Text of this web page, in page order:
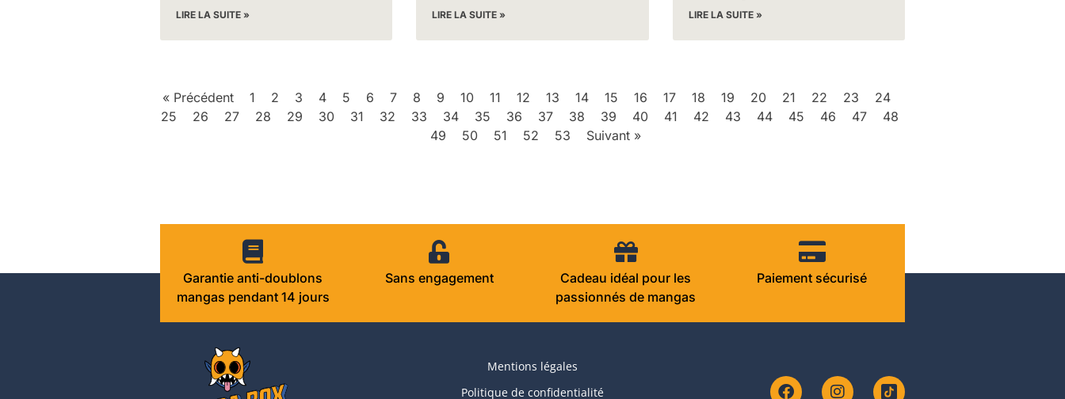
LIRE LA SUITE » LIRE LA SUITE » LIRE LA SUITE »
« Précédent 1 2 3 4 5 6 7 8 9 10 11 12 13 14 15 16 17 18 19 20 21 22 23
24
25
26 27 28 29 30 31 32 33 34 35 36 37 38 39 40 41 42 43 44 45 46 47
48
49
50 51 52 53 Suivant »
Garantie anti-doublons
mangas pendant 14 jours
Sans engagement
Cadeau idéal pour les
passionnés de mangas
Paiement sécurisé
Mentions légales
Politique de confidentialité